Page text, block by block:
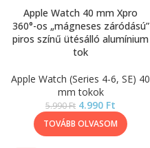
Apple Watch 40 mm Xpro
360°-os „mágneses záródású”
piros színű ütésálló alumínium
tok
Apple Watch (Series 4-6, SE) 40
mm tokok
5.990Ft 4.990 Ft
TOVÁBB OLVASOM